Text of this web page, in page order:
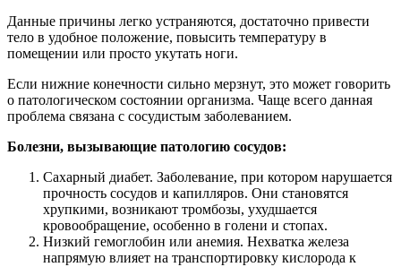
Данные причины легко устраняются, достаточно привести
тело в удобное положение, повысить температуру в
помещении или просто укутать ноги.
Если нижние конечности сильно мерзнут, это может говорить
о патологическом состоянии организма. Чаще всего данная
проблема связана с сосудистым заболеванием.
Болезни, вызывающие патологию сосудов:
Сахарный диабет. Заболевание, при котором нарушается
прочность сосудов и капилляров. Они становятся
хрупкими, возникают тромбозы, ухудшается
кровообращение, особенно в голени и стопах.
Низкий гемоглобин или анемия. Нехватка железа
напрямую влияет на транспортировку кислорода к